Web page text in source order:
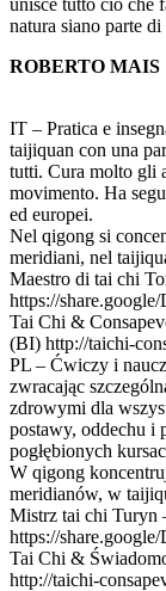
natura siano parte
ROBERTO MAIS
IT – Pratica e
taijiquan con una
tutti. Cura molto gli
movimento. Ha
ed europei.
Nel qigong si
meridiani, nel
Maestro di tai chi
https://
Tai Chi &
(BI) http://taichi-
PL – Ćwiczy i
zwracając
zdrowymi dla
postawy, oddechu i
pogłębionych
W qigong
meridianów, w
Mistrz tai chi Turyn
https://
Tai Chi &
http://taichi-